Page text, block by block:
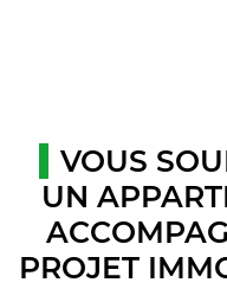
VOUS
UN
PROJET